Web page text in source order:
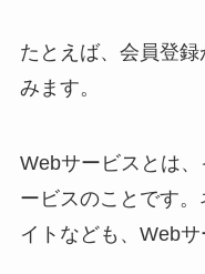
たとえば、会員登
みます。
Webサービスとは
ービスのことです
イトなども、Webサ